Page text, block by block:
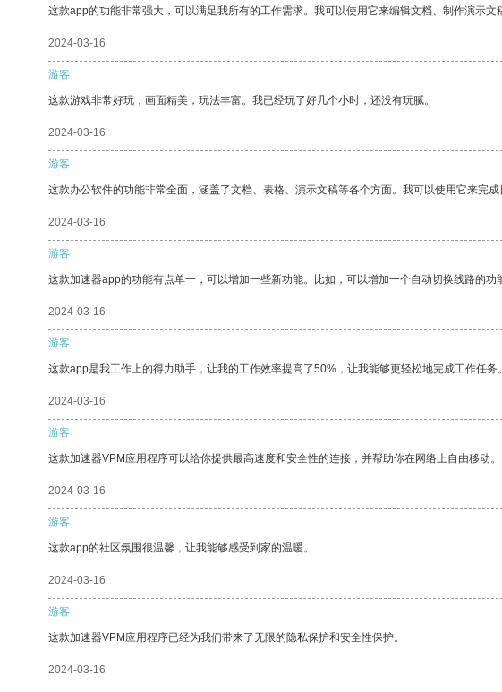
这款app的功能非常强大，可以满足我所有的工作需求。我可以使用它来编辑文档、制作演示文
2024-03-16
游客
这款游戏非常好玩，画面精美，玩法丰富。我已经玩了好几个小时，还没有玩腻。
2024-03-16
游客
这款办公软件的功能非常全面，涵盖了文档、表格、演示文稿等各个方面。我可以使用它来完成
2024-03-16
游客
这款加速器app的功能有点单一，可以增加一些新功能。比如，可以增加一个自动切换线路的
2024-03-16
游客
这款app是我工作上的得力助手，让我的工作效率提高了50%，让我能够更轻松地完成工作任务。
2024-03-16
游客
这款加速器VPM应用程序可以给你提供最高速度和安全性的连接，并帮助你在网络上自由移动。
2024-03-16
游客
这款app的社区氛围很温馨，让我能够感受到家的温暖。
2024-03-16
游客
这款加速器VPM应用程序已经为我们带来了无限的隐私保护和安全性保护。
2024-03-16